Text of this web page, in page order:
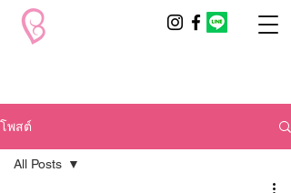
โพสต์
All Posts